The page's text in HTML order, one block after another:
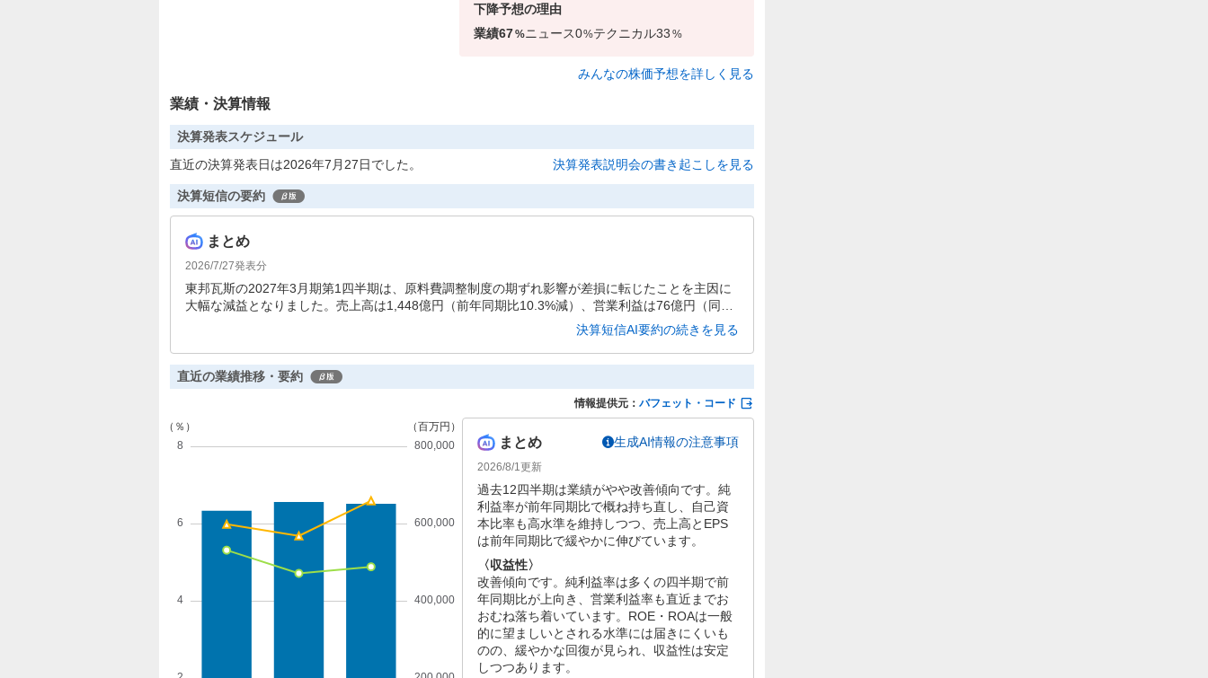
下降予想の理由
業績67%ニュース0%テクニカル33 %
みんなの株価予想を詳しく見る
業績・決算情報
決算発表スケジュール
直近の決算発表日は2026年7月27日でした。
決算発表説明会の書き起こしを見る
決算短信の要約
まとめ
2026/7/27発表分
東邦瓦斯の2027年3月期第1四半期は、原料費調整制度の期ずれ影響が差損に転じたことを主因に
大幅な減益となりました。売上高は1,448億円（前年同期比10.3%減）、営業利益は76億円（同61.
5%減）、最終利益は94億円（同43.3%減）と、収益性が大きく低下しています。通期予想も減益
決算短信AI要約の続きを見る
直近の業績推移・要約
情報提供元： バフェット・コード
まとめ 生成AI情報の注意事項
2026/8/1 更新
過去12四半期は業績がやや改善傾向です。純
利益率が前年同期比で概ね持ち直し、自己資
本比率も高水準を維持しつつ、売上高とEPS
は前年同期比で緩やかに伸びています。
〈収益性〉
改善傾向です。純利益率は多くの四半期で前
年同期比が上向き、営業利益率も直近までお
おむね落ち着いています。ROE・ROAは一般
的に望ましいとされる水準には届きにくいも
のの、緩やかな回復が見られ、収益性は安定
しつつあります。